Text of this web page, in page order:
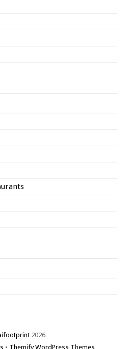
2026
• Themify WordPress Themes